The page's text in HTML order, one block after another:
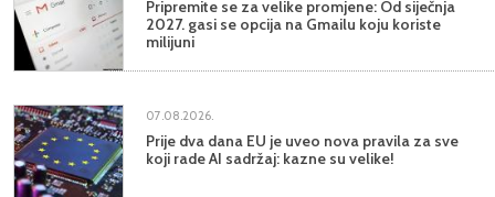
Pripremite se za velike promjene: Od siječnja
2027. gasi se opcija na Gmailu koju koriste
milijuni
07.08.2026.
Prije dva dana EU je uveo nova pravila za sve
koji rade AI sadržaj: kazne su velike!